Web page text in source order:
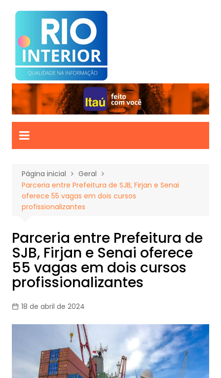
para
conteúdo
Página inicial
Geral
Parceria entre Prefeitura de SJB, Firjan e Senai
oferece 55 vagas em dois cursos
profissionalizantes
Parceria entre Prefeitura de
SJB, Firjan e Senai oferece
55 vagas em dois cursos
profissionalizantes
18 de abril de 2024